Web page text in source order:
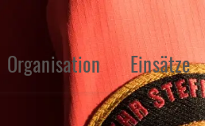
Organisation Einsätze